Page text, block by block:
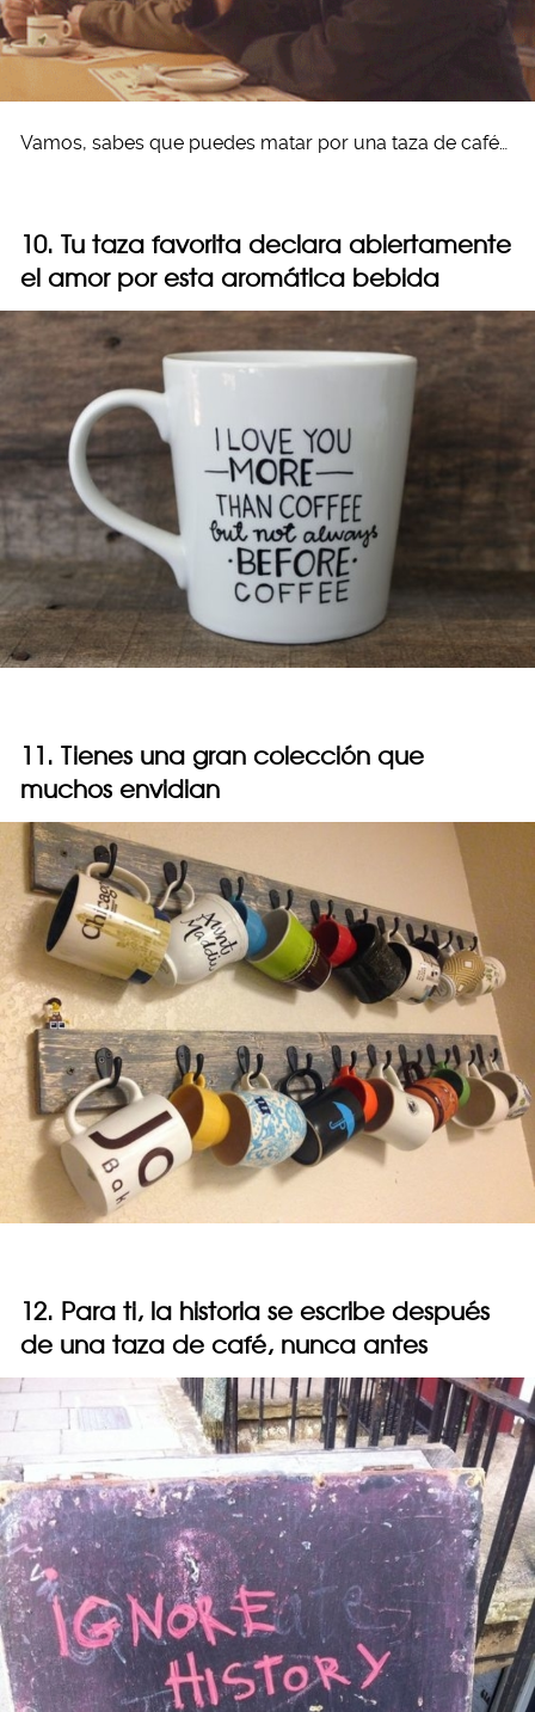
Vamos, sabes que puedes matar por una taza de café…
10. Tu taza favorita declara abiertamente
el amor por esta aromática bebida
11. Tienes una gran colección que
muchos envidian
12. Para ti, la historia se escribe después
de una taza de café, nunca antes